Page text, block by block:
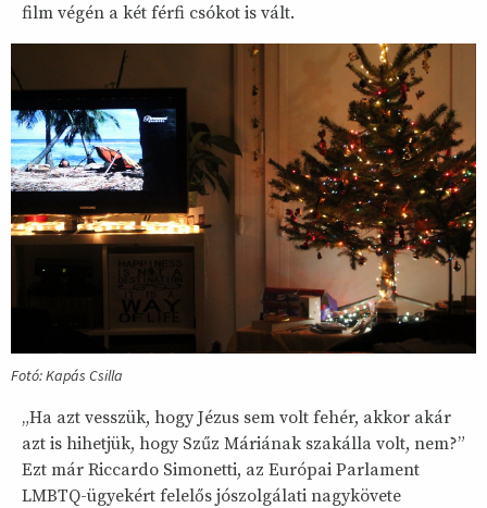
film végén a két férfi csókot is vált.
Fotó: Kapás Csilla
„Ha azt vesszük, hogy Jézus sem volt fehér, akkor akár
azt is hihetjük, hogy Szűz Máriának szakálla volt, nem?”
Ezt már Riccardo Simonetti, az Európai Parlament
LMBTQ-ügyekért felelős jószolgálati nagykövete